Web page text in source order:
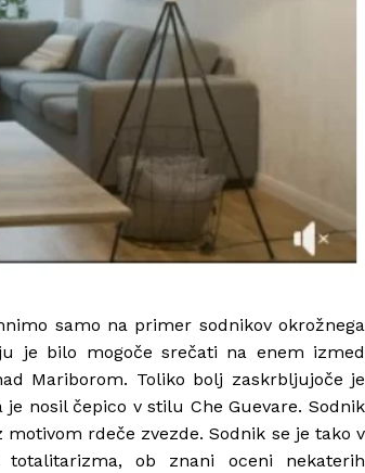
samo na primer sodnikov okrožnega
je bilo mogoče srečati na enem izmed
Mariborom. Toliko bolj zaskrbljujoče je
nosil čepico v stilu Che Guevare. Sodnik
rdeče zvezde. Sodnik se je tako v
ob znani oceni nekaterih